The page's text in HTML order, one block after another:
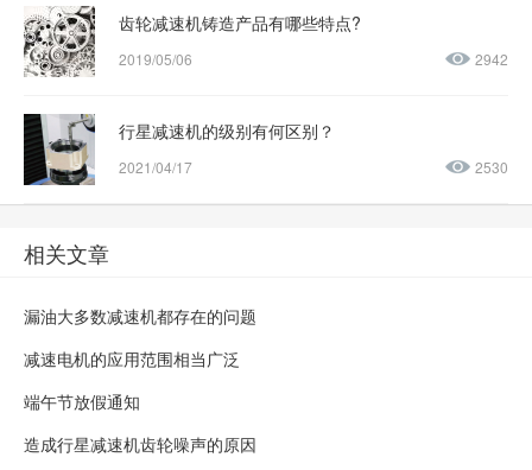
齿轮减速机铸造产品有哪些特点?
2019/05/06 2942
行星减速机的级别有何区别？
2021/04/17 2530
相关文章
漏油大多数减速机都存在的问题
减速电机的应用范围相当广泛
端午节放假通知
造成行星减速机齿轮噪声的原因